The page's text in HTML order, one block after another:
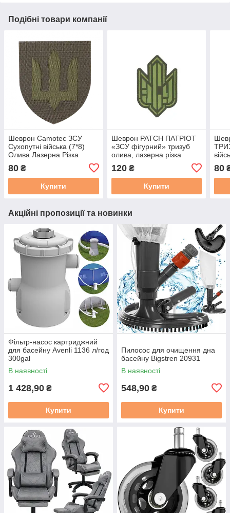
Подібні товари компанії
Шеврон Camotec ЗСУ
Сухопутні війська (7*8)
Олива Лазерна Різка
80 ₴
Купити
Шеврон PATCH ПАТРІОТ
«ЗСУ фігурний» тризуб
олива, лазерна різка
120₴
Купити
80
Акційні пропозиції та новинки
Фільтр-насос картриджний
для басейну Avenli 1136 л/год
300gal
В наявності
1 428,90 ₴
Купити
Пилосос для очищення дна
басейну Bigstren 20931
В наявності
548,90 ₴
Купити